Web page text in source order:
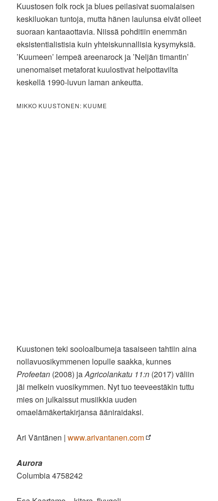
Kuustosen folk rock ja blues peilasivat suomalaisen
keskiluokan tuntoja, mutta hänen laulunsa eivät olleet
suoraan kantaaottavia. Niissä pohditiin enemmän
eksistentialistisia kuin yhteiskunnallisia kysymyksiä.
’Kuumeen’ lempeä areenarock ja ’Neljän timantin’
unenomaiset metaforat kuulostivat helpottavilta
keskellä 1990-luvun laman ankeutta.
MIKKO KUUSTONEN: KUUME
Kuustonen teki sooloalbumeja tasaiseen tahtiin aina
nollavuosikymmenen lopulle saakka, kunnes
Profeetan (2008) jaAgricolankatu 11:n (2017) väliin
jäi melkein vuosikymmen. Nyt tuo teeveestäkin tuttu
mies on julkaissut musiikkia uuden
omaelämäkertakirjansa ääniraidaksi.
Ari Väntänen |www.arivantanen.com
Aurora
Columbia 4758242